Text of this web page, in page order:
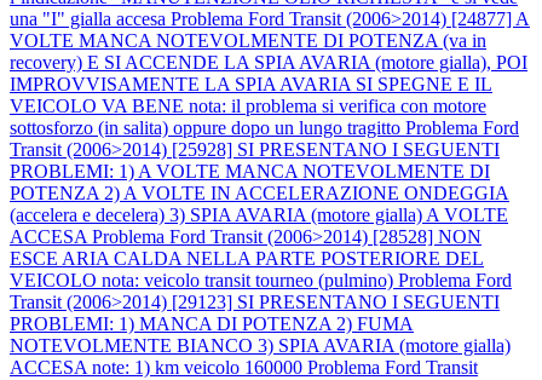
una "I" gialla accesa Problema Ford Transit (2006>2014) [24877] A
VOLTE MANCA NOTEVOLMENTE DI POTENZA (va in
recovery) E SI ACCENDE LA SPIA AVARIA (motore gialla), POI
IMPROVVISAMENTE LA SPIA AVARIA SI SPEGNE E IL
VEICOLO VA BENE nota: il problema si verifica con motore
sottosforzo (in salita) oppure dopo un lungo tragitto Problema Ford
Transit (2006>2014) [25928] SI PRESENTANO I SEGUENTI
PROBLEMI: 1) A VOLTE MANCA NOTEVOLMENTE DI
POTENZA 2) A VOLTE IN ACCELERAZIONE ONDEGGIA
(accelera e decelera) 3) SPIA AVARIA (motore gialla) A VOLTE
ACCESA Problema Ford Transit (2006>2014) [28528] NON
ESCE ARIA CALDA NELLA PARTE POSTERIORE DEL
VEICOLO nota: veicolo transit tourneo (pulmino) Problema Ford
Transit (2006>2014) [29123] SI PRESENTANO I SEGUENTI
PROBLEMI: 1) MANCA DI POTENZA 2) FUMA
NOTEVOLMENTE BIANCO 3) SPIA AVARIA (motore gialla)
ACCESA note: 1) km veicolo 160000 Problema Ford Transit